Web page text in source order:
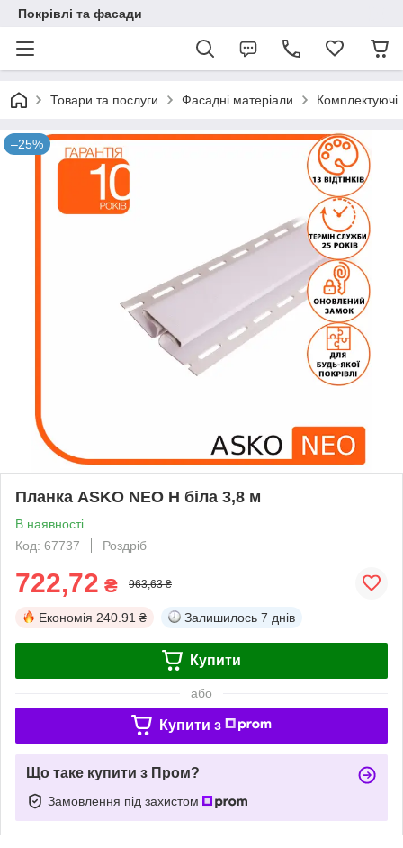
Покрівлі та фасади
Товари та послуги Фасадні матеріали Комплектуючі
–25%
Планка ASKO NEO Н біла 3,8 м
В наявності
Код: 67737
Роздріб
722,72 ₴ 963,63 ₴
Економія 240.91 ₴ Залишилось 7 днів
Купити
або
Купити з
Що таке купити з Пром?
Замовлення під захистом